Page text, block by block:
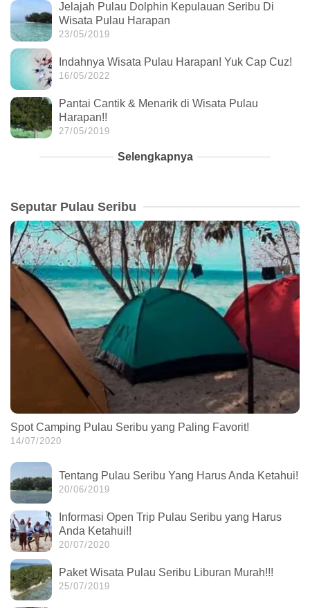
Jelajah Pulau Dolphin Kepulauan Seribu Di
Wisata Pulau Harapan
23/05/2019
Indahnya Wisata Pulau Harapan! Yuk Cap Cuz!
16/05/2022
Pantai Cantik & Menarik di Wisata Pulau
Harapan!!
27/05/2019
Selengkapnya
Seputar Pulau Seribu
Spot Camping Pulau Seribu yang Paling Favorit!
14/07/2020
Tentang Pulau Seribu Yang Harus Anda Ketahui!
20/06/2019
Informasi Open Trip Pulau Seribu yang Harus
Anda Ketahui!!
20/07/2020
Paket Wisata Pulau Seribu Liburan Murah!!!
25/07/2019